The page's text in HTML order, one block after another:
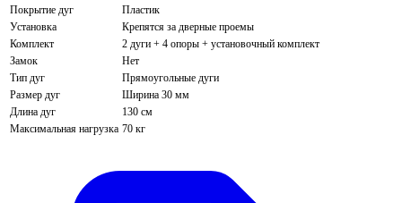
Покрытие дуг
Пластик
Установка
Крепятся за дверные проемы
Комплект
2 дуги + 4 опоры + установочный комплект
Замок
Нет
Тип дуг
Прямоугольные дуги
Размер дуг
Ширина 30 мм
Длина дуг
130 см
Максимальная нагрузка 70 кг